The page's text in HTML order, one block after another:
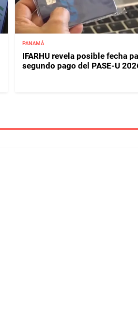
PANAMÁ
IFARHU revela posible fecha
segundo pago del PASE-U